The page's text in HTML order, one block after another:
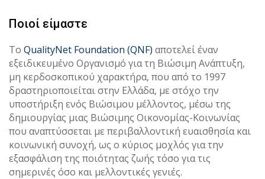
Ποιοί είμαστε
Το QualityΝet Foundation (QNF) αποτελεί έναν
εξειδικευμένο Οργανισμό για τη Βιώσιμη Ανάπτυξη,
μη κερδοσκοπικού χαρακτήρα, που από το 1997
δραστηριοποιείται στην Ελλάδα, με στόχο την
υποστήριξη ενός Βιώσιμου μέλλοντος, μέσω της
δημιουργίας μιας Βιώσιμης Οικονομίας-Κοινωνίας
που αναπτύσσεται με περιβαλλοντική ευαισθησία και
κοινωνική συνοχή, ως ο κύριος μοχλός για την
εξασφάλιση της ποιότητας ζωής τόσο για τις
σημερινές όσο και μελλοντικές γενιές.